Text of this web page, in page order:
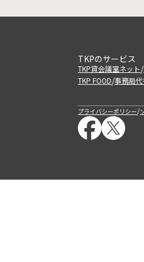
TKPのサービス
TKP貸会議室ネット/
TKP FOOD/事務局
プライバシーポリシー/